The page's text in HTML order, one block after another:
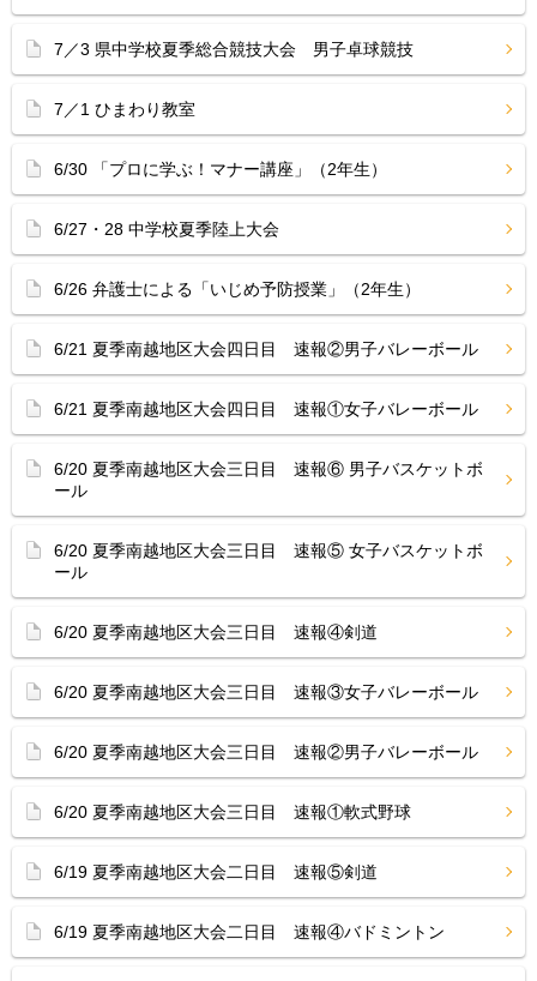
7／3 県中学校夏季総合競技大会 男子卓球競技
7／1 ひまわり教室
6/30 「プロに学ぶ！マナー講座」（2年生）
6/27・28 中学校夏季陸上大会
6/26 弁護士による「いじめ予防授業」（2年生）
6/21 夏季南越地区大会四日目 速報②男子バレーボール
6/21 夏季南越地区大会四日目 速報①女子バレーボール
6/20 夏季南越地区大会三日目 速報⑥ 男子バスケットボ
ール
6/20 夏季南越地区大会三日目 速報⑤ 女子バスケットボ
ール
6/20 夏季南越地区大会三日目 速報④剣道
6/20 夏季南越地区大会三日目 速報③女子バレーボール
6/20 夏季南越地区大会三日目 速報②男子バレーボール
6/20 夏季南越地区大会三日目 速報①軟式野球
6/19 夏季南越地区大会二日目 速報⑤剣道
6/19 夏季南越地区大会二日目 速報④バドミントン